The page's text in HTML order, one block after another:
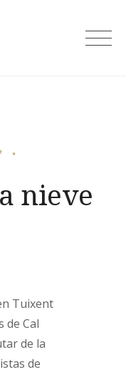
nieve
Tuixent
de Cal
de la
de